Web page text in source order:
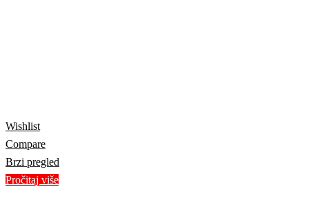
Wishlist
Compare
Brzi pregled
Pročitaj više